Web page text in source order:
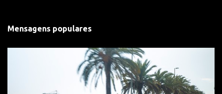
Mensagens populares